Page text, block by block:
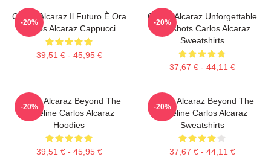
Carlos Alcaraz Il Futuro È Ora
Carlos Alcaraz Cappucci
39,51 € - 45,95 €
-20%
Carlos Alcaraz Unforgettable
Dropshots Carlos Alcaraz
Sweatshirts
37,67 € - 44,11 €
-20%
Carlos Alcaraz Beyond The
Baseline Carlos Alcaraz
Hoodies
39,51 € - 45,95 €
-20%
Carlos Alcaraz Beyond The
Baseline Carlos Alcaraz
Sweatshirts
37,67 € - 44,11 €
-20%